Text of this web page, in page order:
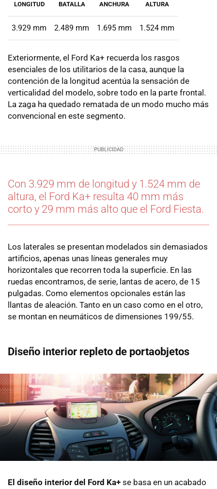
LONGITUD BATALLA ANCHURA ALTURA
3.929 mm 2.489 mm 1.695 mm 1.524 mm
Exteriormente, el Ford Ka+ recuerda los rasgos
esenciales de los utilitarios de la casa, aunque la
contención de la longitud acentúa la sensación de
verticalidad del modelo, sobre todo en la parte frontal.
La zaga ha quedado rematada de un modo mucho más
convencional en este segmento.
Con 3.929 mm de longitud y 1.524 mm de
altura, el Ford Ka+ resulta 40 mm más
corto y 29 mm más alto que el Ford Fiesta.
Los laterales se presentan modelados sin demasiados
artificios, apenas unas líneas generales muy
horizontales que recorren toda la superficie. En las
ruedas encontramos, de serie, lantas de acero, de 15
pulgadas. Como elementos opcionales están las
llantas de aleación. Tanto en un caso como en el otro,
se montan en neumáticos de dimensiones 199/55.
Diseño interior repleto de portaobjetos
El diseño interior del Ford Ka+ se basa en un acabado